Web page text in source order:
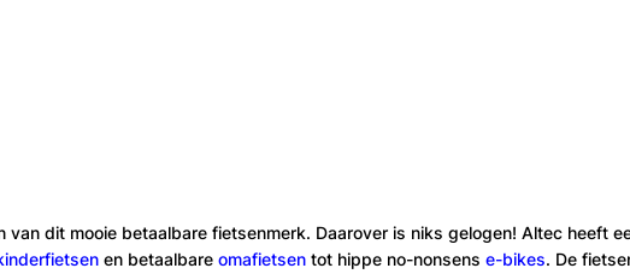
van dit mooie betaalbare fietsenmerk. Daarover is niks gelogen! Altec heeft
en betaalbare omafietsen tot hippe no-nonsens e-bikes. De